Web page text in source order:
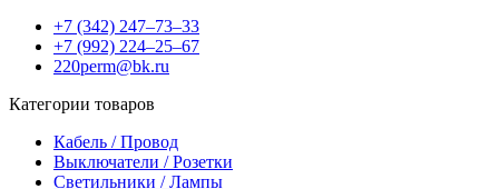
+7 (342) 247‒73‒33
+7 (992) 224‒25‒67
220perm@bk.ru
Категории товаров
Кабель / Провод
Выключатели / Розетки
Светильники / Лампы